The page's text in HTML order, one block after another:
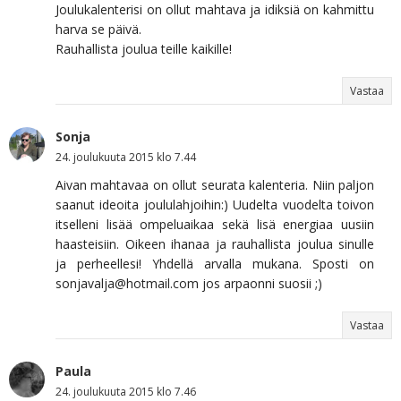
Joulukalenterisi on ollut mahtava ja idiksiä on kahmittu
harva se päivä.
Rauhallista joulua teille kaikille!
Vastaa
Sonja
24. joulukuuta 2015 klo 7.44
Aivan mahtavaa on ollut seurata kalenteria. Niin paljon
saanut ideoita joululahjoihin:) Uudelta vuodelta toivon
itselleni lisää ompeluaikaa sekä lisä energiaa uusiin
haasteisiin. Oikeen ihanaa ja rauhallista joulua sinulle
ja perheellesi! Yhdellä arvalla mukana. Sposti on
sonjavalja@hotmail.com jos arpaonni suosii ;)
Vastaa
Paula
24. joulukuuta 2015 klo 7.46